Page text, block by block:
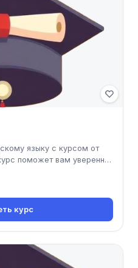
языку с курсом от
поможет вам уверенно
курс